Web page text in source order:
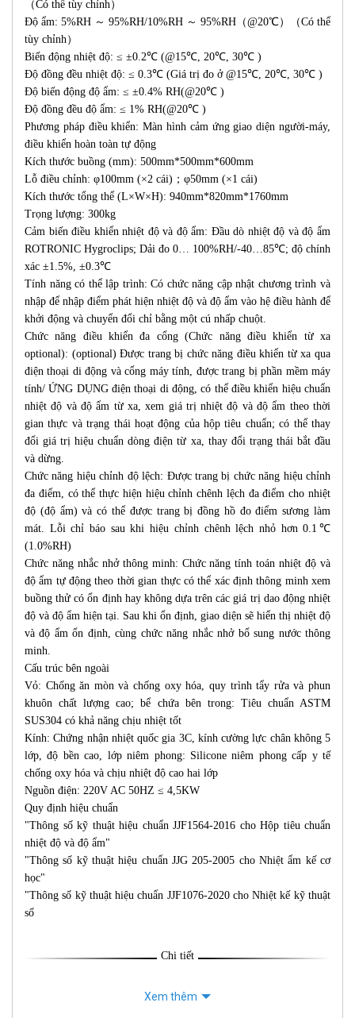
（Có thể tùy chỉnh）
Độ ẩm: 5%RH ～ 95%RH/10%RH ～ 95%RH（@20℃）（Có thể
tùy chỉnh）
Biến động nhiệt độ: ≤ ±0.2℃ (@15℃, 20℃, 30℃ )
Độ đồng đều nhiệt độ: ≤ 0.3℃ (Giá trị đo ở @15℃, 20℃, 30℃ )
Độ biến động độ ẩm: ≤ ±0.4% RH(@20℃ )
Độ đồng đều độ ẩm: ≤ 1% RH(@20℃ )
Phương pháp điều khiển: Màn hình cảm ứng giao diện người-máy,
điều khiển hoàn toàn tự động
Kích thước buồng (mm): 500mm*500mm*600mm
Lỗ điều chỉnh: φ100mm (×2 cái)；φ50mm (×1 cái)
Kích thước tổng thể (L×W×H): 940mm*820mm*1760mm
Trọng lượng: 300kg
Cảm biến điều khiển nhiệt độ và độ ẩm: Đầu dò nhiệt độ và độ ẩm
ROTRONIC Hygroclips; Dải đo 0… 100%RH/-40…85℃; độ chính
xác ±1.5%, ±0.3℃
Tính năng có thể lập trình: Có chức năng cập nhật chương trình và
nhập để nhập điểm phát hiện nhiệt độ và độ ẩm vào hệ điều hành để
khởi động và chuyển đổi chỉ bằng một cú nhấp chuột.
Chức năng điều khiển đa cổng (Chức năng điều khiển từ xa
optional): (optional) Được trang bị chức năng điều khiển từ xa qua
điện thoại di động và cổng máy tính, được trang bị phần mềm máy
tính/ ỨNG DỤNG điện thoại di động, có thể điều khiển hiệu chuẩn
nhiệt độ và độ ẩm từ xa, xem giá trị nhiệt độ và độ ẩm theo thời
gian thực và trạng thái hoạt động của hộp tiêu chuẩn; có thể thay
đổi giá trị hiệu chuẩn dòng điện từ xa, thay đổi trạng thái bắt đầu
và dừng.
Chức năng hiệu chỉnh độ lệch: Được trang bị chức năng hiệu chỉnh
đa điểm, có thể thực hiện hiệu chỉnh chênh lệch đa điểm cho nhiệt
độ (độ ẩm) và có thể được trang bị đồng hồ đo điểm sương làm
mát. Lỗi chỉ báo sau khi hiệu chỉnh chênh lệch nhỏ hơn 0.1℃
(1.0%RH)
Chức năng nhắc nhở thông minh: Chức năng tính toán nhiệt độ và
độ ẩm tự động theo thời gian thực có thể xác định thông minh xem
buồng thử có ổn định hay không dựa trên các giá trị dao động nhiệt
độ và độ ẩm hiện tại. Sau khi ổn định, giao diện sẽ hiển thị nhiệt độ
và độ ẩm ổn định, cùng chức năng nhắc nhở bổ sung nước thông
minh.
Cấu trúc bên ngoài
Vỏ: Chống ăn mòn và chống oxy hóa, quy trình tẩy rửa và phun
khuôn chất lượng cao; bể chứa bên trong: Tiêu chuẩn ASTM
SUS304 có khả năng chịu nhiệt tốt
Kính: Chứng nhận nhiệt quốc gia 3C, kính cường lực chân không 5
lớp, độ bền cao, lớp niêm phong: Silicone niêm phong cấp y tế
chống oxy hóa và chịu nhiệt độ cao hai lớp
Nguồn điện: 220V AC 50HZ ≤ 4,5KW
Quy định hiệu chuẩn
"Thông số kỹ thuật hiệu chuẩn JJF1564-2016 cho Hộp tiêu chuẩn
nhiệt độ và độ ẩm"
"Thông số kỹ thuật hiệu chuẩn JJG 205-2005 cho Nhiệt ẩm kế cơ
học"
"Thông số kỹ thuật hiệu chuẩn JJF1076-2020 cho Nhiệt kế kỹ thuật
số
Chi tiết
Xem thêm